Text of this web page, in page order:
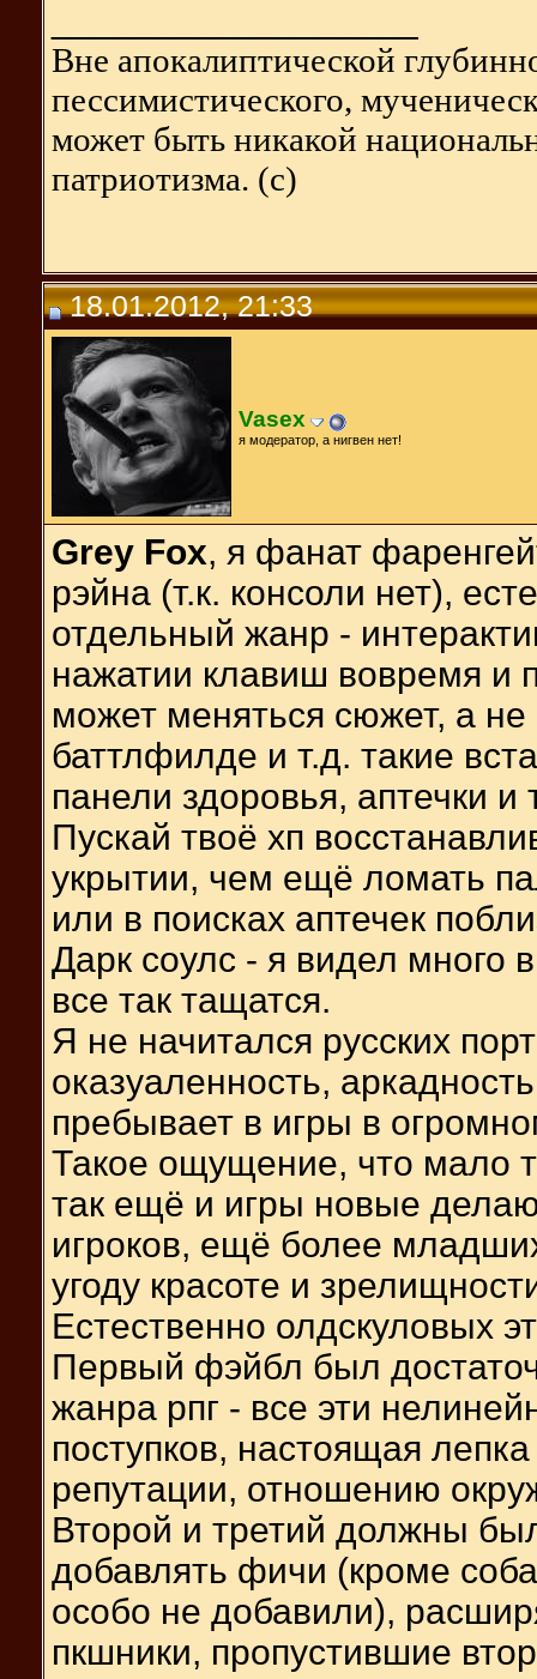
Вне апокалиптической
пессимистического,
может быть никакой
патриотизма. (с)
18.01.2012, 21:33
Vasex
я модератор, а нигвен нет!
Grey Fox, я фанат
рэйна (т.к. консоли нет),
отдельный жанр -
нажатии клавиш вовремя и
может меняться сюжет, а
баттлфилде и т.д. такие
панели здоровья, аптечки
Пускай твоё хп
укрытии, чем ещё ломать
или в поисках аптечек
Дарк соулс - я видел много
все так тащатся.
Я не начитался русских
оказуаленность,
пребывает в игры в
Такое ощущение, что мало
так ещё и игры новые
игроков, ещё более
угоду красоте и
Естественно олдскуловых
Первый фэйбл был
жанра рпг - все эти
поступков, настоящая
репутации, отношению
Второй и третий должны
добавлять фичи (кроме
особо не добавили),
пкшники, пропустившие